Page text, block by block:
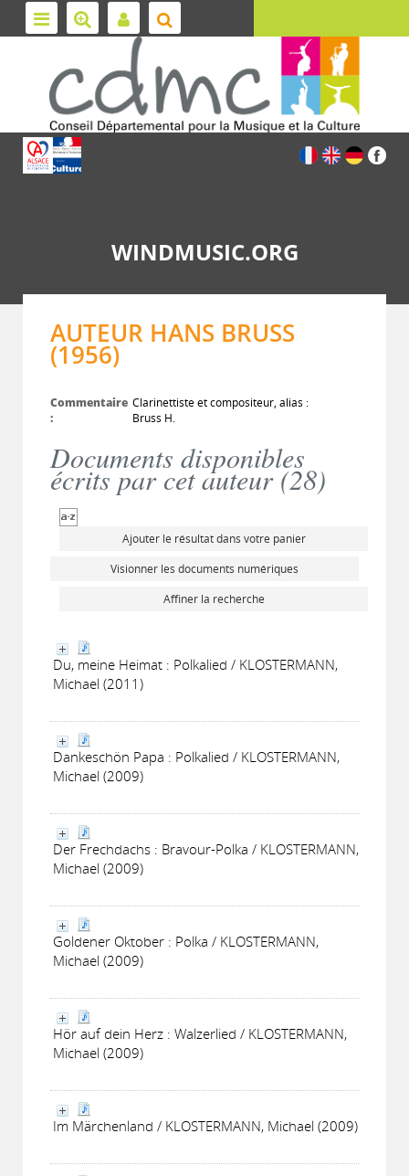
WINDMUSIC.ORG
AUTEUR HANS BRUSS
(1956)
Commentaire
:
Clarinettiste et compositeur, alias :
Bruss H.
Documents disponibles
écrits par cet auteur (28)
Ajouter le résultat dans votre panier
Visionner les documents numériques
Affiner la recherche
Du, meine Heimat : Polkalied / KLOSTERMANN,
Michael (2011)
Dankeschön Papa : Polkalied / KLOSTERMANN,
Michael (2009)
Der Frechdachs : Bravour-Polka / KLOSTERMANN,
Michael (2009)
Goldener Oktober : Polka / KLOSTERMANN,
Michael (2009)
Hör auf dein Herz : Walzerlied / KLOSTERMANN,
Michael (2009)
Im Märchenland / KLOSTERMANN, Michael (2009)